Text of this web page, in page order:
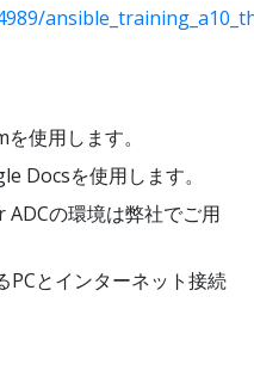
使用します。
Docsを使用します。
の環境は弊社でご用
PCとインターネット接続